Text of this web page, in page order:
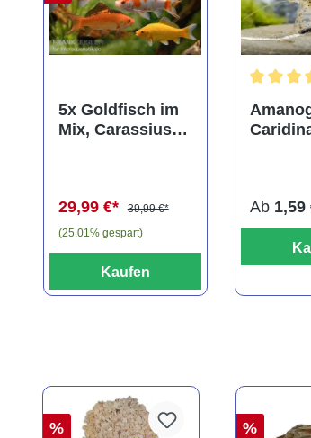
5x Goldfisch im
Mix, Carassius
29,99 €*
39,99 €*
(25.01% gespart)
Kaufen
Ab 1,59
% %